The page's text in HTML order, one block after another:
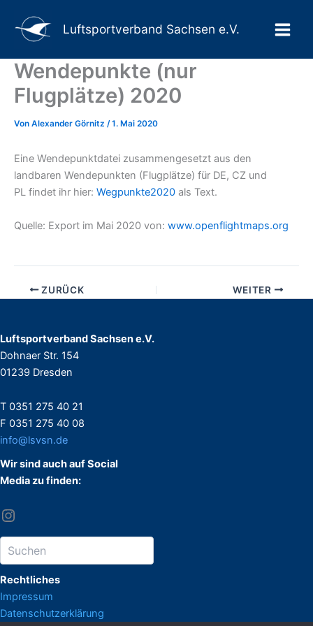
Inhalt
springen
Luftsportverband Sachsen e.V.
Wendepunkte (nur
Flugplätze) 2020
Von Alexander Görnitz /1. Mai 2020
Eine Wendepunktdatei zusammengesetzt aus den
landbaren Wendepunkten (Flugplätze) für DE, CZ und
PL findet ihr hier: Wegpunkte2020 als Text.
Quelle: Export im Mai 2020 von: www.openflightmaps.org
ZURÜCK WEITER
Luftsportverband Sachsen e.V.
Dohnaer Str. 154
01239 Dresden
T 0351 275 40 21
F 0351 275 40 08
info@lsvsn.de
Wir sind auch auf Social
Media zu finden:
Rechtliches
Impressum
Datenschutzerklärung